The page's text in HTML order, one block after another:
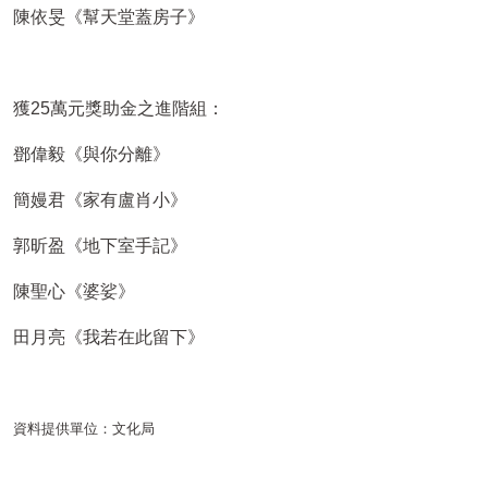
陳依旻《幫天堂蓋房子》
獲25萬元獎助金之進階組：
鄧偉毅《與你分離》
簡嫚君《家有盧肖小》
郭昕盈《地下室手記》
陳聖心《婆娑》
田月亮《我若在此留下》
資料提供單位：文化局